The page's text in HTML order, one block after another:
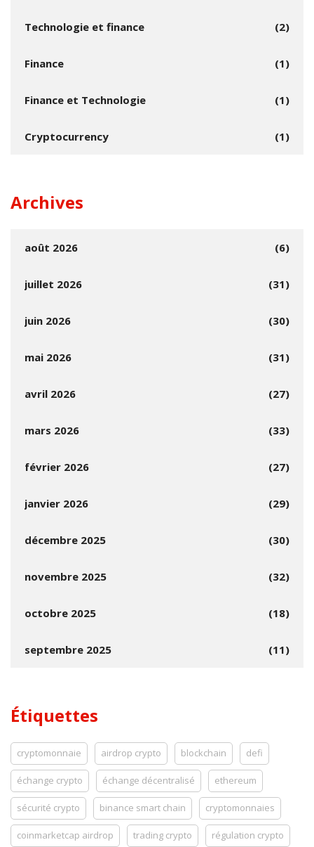
Technologie et finance (2)
Finance (1)
Finance et Technologie (1)
Cryptocurrency (1)
Archives
août 2026 (6)
juillet 2026 (31)
juin 2026 (30)
mai 2026 (31)
avril 2026 (27)
mars 2026 (33)
février 2026 (27)
janvier 2026 (29)
décembre 2025 (30)
novembre 2025 (32)
octobre 2025 (18)
septembre 2025 (11)
Étiquettes
cryptomonnaie airdrop crypto blockchain defi
échange crypto échange décentralisé ethereum
sécurité crypto binance smart chain cryptomonnaies
coinmarketcap airdrop trading crypto régulation crypto